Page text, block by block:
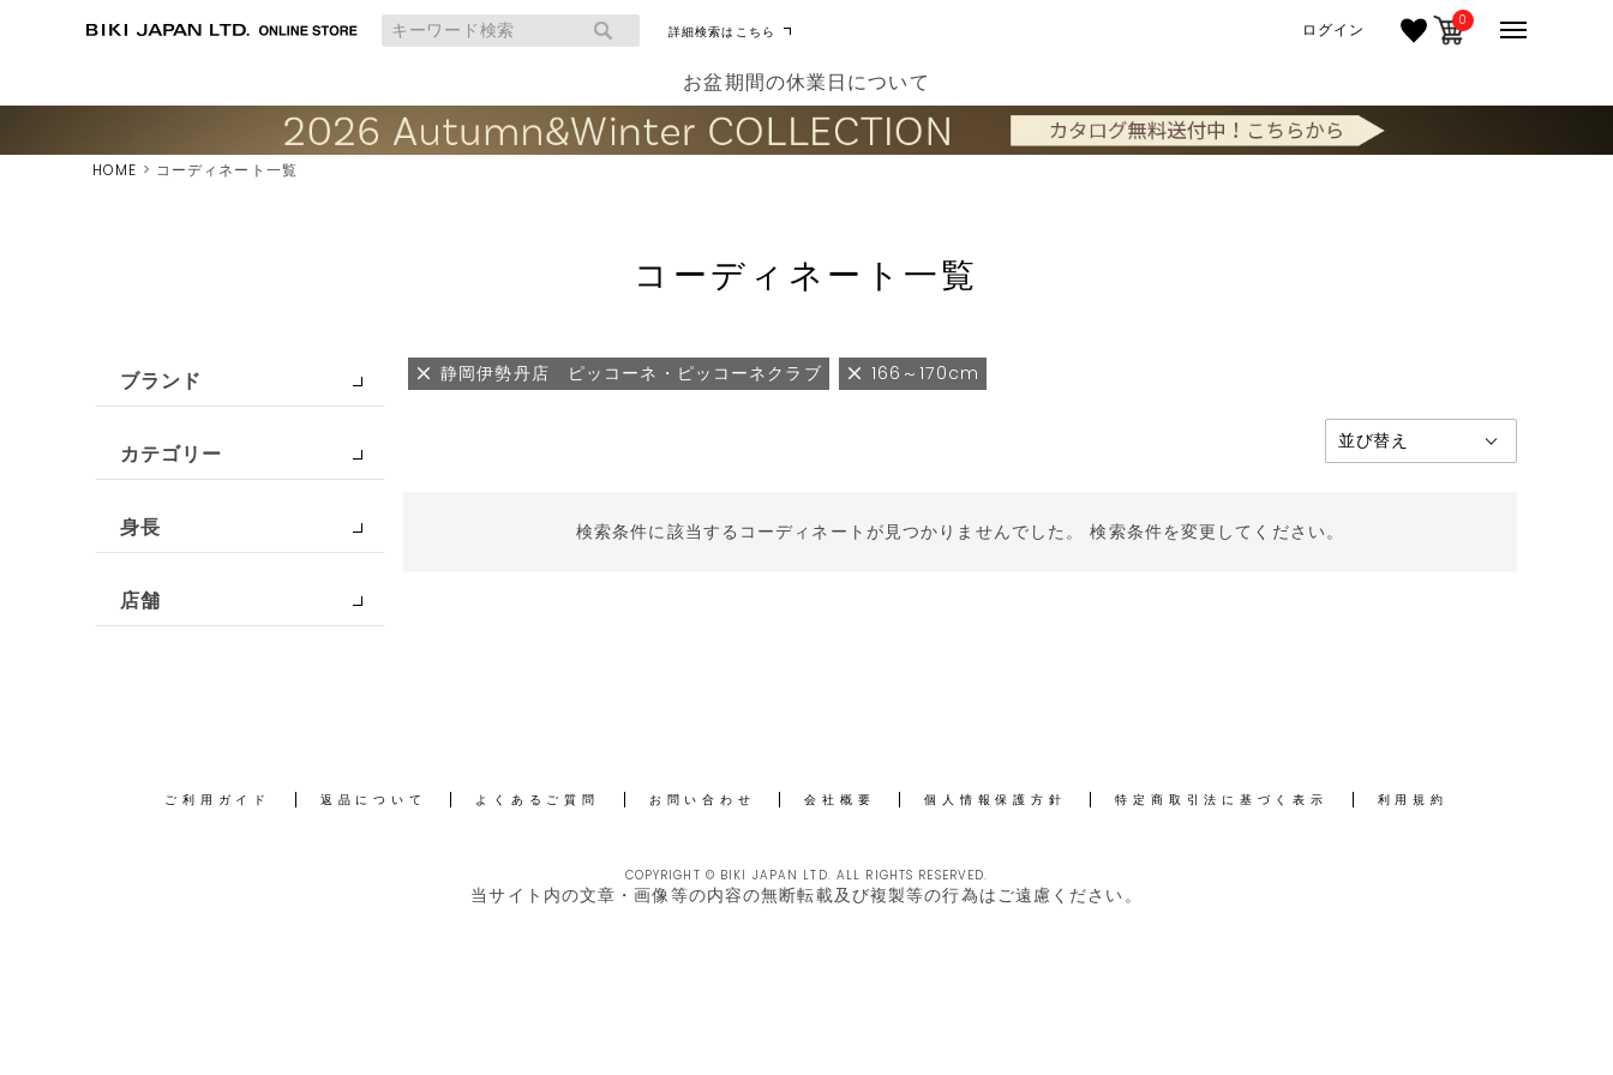
詳細検索はこちら ログイン 0
お盆期間の休業日について
HOME コーディネート一覧
コーディネート一覧
ブランド
カテゴリー
身長
店舗
静岡伊勢丹店 ピッコーネ・ピッコーネクラブ 166～170cm
検索条件に該当するコーディネートが見つかりませんでした。 検索条件を変更してください。
ご利用ガイド 返品について よくあるご質問 お問い合わせ 会社概要 個人情報保護方針 特定商取引法に基づく表示 利用規約
COPYRIGHT © BIKI JAPAN LTD. ALL RIGHTS RESERVED.
当サイト内の文章・画像等の内容の無断転載及び複製等の行為はご遠慮ください。